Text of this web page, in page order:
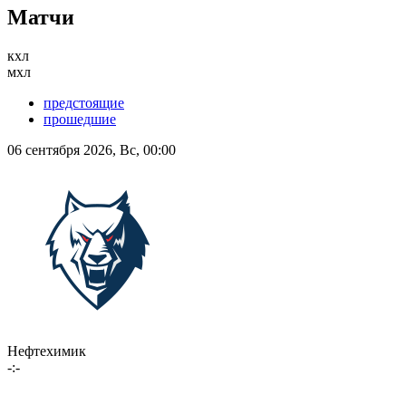
Матчи
кхл
мхл
предстоящие
прошедшие
06 сентября 2026, Вс, 00:00
Нефтехимик
-:-